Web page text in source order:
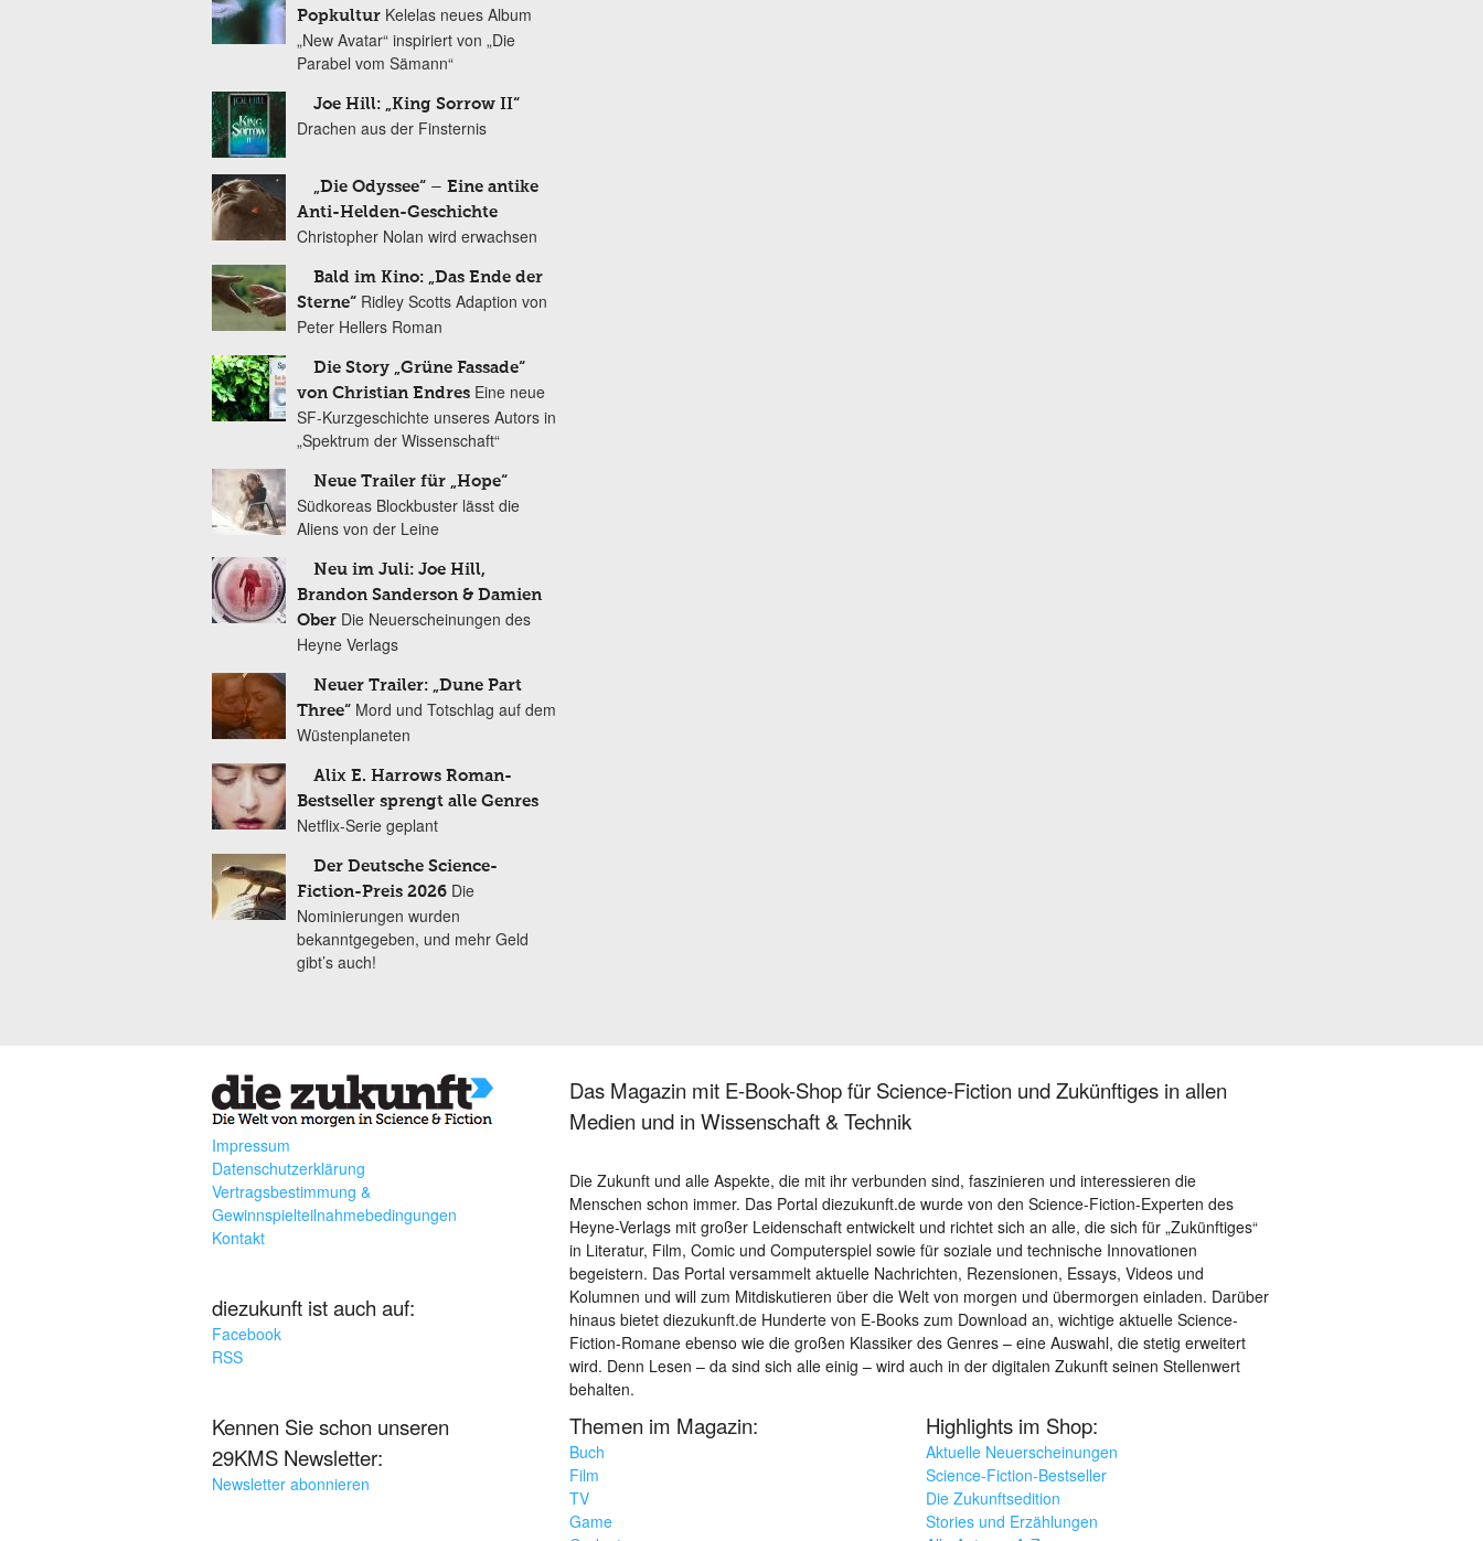
Popkultur Kelelas neues Album
„New Avatar“ inspiriert von „Die
Parabel vom Sämann“
Joe Hill: „King Sorrow II“
Drachen aus der Finsternis
„Die Odyssee“ – Eine antike
Anti-Helden-Geschichte
Christopher Nolan wird erwachsen
Bald im Kino: „Das Ende der
Sterne“ Ridley Scotts Adaption von
Peter Hellers Roman
Die Story „Grüne Fassade“
von Christian Endres Eine neue
SF-Kurzgeschichte unseres Autors in
„Spektrum der Wissenschaft“
Neue Trailer für „Hope“
Südkoreas Blockbuster lässt die
Aliens von der Leine
Neu im Juli: Joe Hill,
Brandon Sanderson & Damien
Ober Die Neuerscheinungen des
Heyne Verlags
Neuer Trailer: „Dune Part
Three“ Mord und Totschlag auf dem
Wüstenplaneten
Alix E. Harrows Roman-
Bestseller sprengt alle Genres
Netflix-Serie geplant
Der Deutsche Science-
Fiction-Preis 2026 Die
Nominierungen wurden
bekanntgegeben, und mehr Geld
gibt’s auch!
Impressum
Datenschutzerklärung
Vertragsbestimmung &
Gewinnspielteilnahmebedingungen
Kontakt
diezukunft ist auch auf:
Facebook
RSS
Kennen Sie schon unseren
29KMS Newsletter:
Newsletter abonnieren
Das Magazin mit E-Book-Shop für Science-Fiction und Zukünftiges in allen
Medien und in Wissenschaft & Technik
Die Zukunft und alle Aspekte, die mit ihr verbunden sind, faszinieren und interessieren die
Menschen schon immer. Das Portal diezukunft.de wurde von den Science-Fiction-Experten des
Heyne-Verlags mit großer Leidenschaft entwickelt und richtet sich an alle, die sich für „Zukünftiges“
in Literatur, Film, Comic und Computerspiel sowie für soziale und technische Innovationen
begeistern. Das Portal versammelt aktuelle Nachrichten, Rezensionen, Essays, Videos und
Kolumnen und will zum Mitdiskutieren über die Welt von morgen und übermorgen einladen. Darüber
hinaus bietet diezukunft.de Hunderte von E-Books zum Download an, wichtige aktuelle Science-
Fiction-Romane ebenso wie die großen Klassiker des Genres – eine Auswahl, die stetig erweitert
wird. Denn Lesen – da sind sich alle einig – wird auch in der digitalen Zukunft seinen Stellenwert
behalten.
Themen im Magazin:
Buch
Film
TV
Game
Highlights im Shop:
Aktuelle Neuerscheinungen
Science-Fiction-Bestseller
Die Zukunftsedition
Stories und Erzählungen